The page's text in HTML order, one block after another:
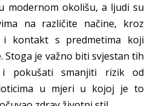
modernom okolišu, a ljudi su
na različite načine, kroz
kontakt s predmetima koji
Stoga je važno biti svjestan tih
i pokušati smanjiti rizik od
u mjeri u kojoj je to